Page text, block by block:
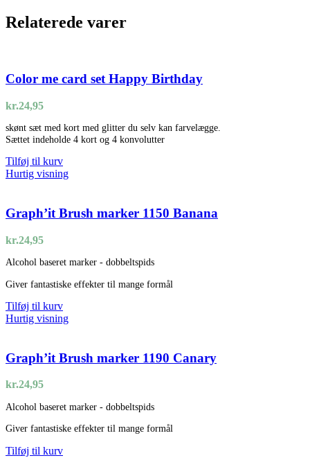
Relaterede varer
Color me card set Happy Birthday
kr.24,95
skønt sæt med kort med glitter du selv kan farvelægge.
Sættet indeholde 4 kort og 4 konvolutter
Tilføj til kurv
Hurtig visning
Graph’it Brush marker 1150 Banana
kr.24,95
Alcohol baseret marker - dobbeltspids
Giver fantastiske effekter til mange formål
Tilføj til kurv
Hurtig visning
Graph’it Brush marker 1190 Canary
kr.24,95
Alcohol baseret marker - dobbeltspids
Giver fantastiske effekter til mange formål
Tilføj til kurv